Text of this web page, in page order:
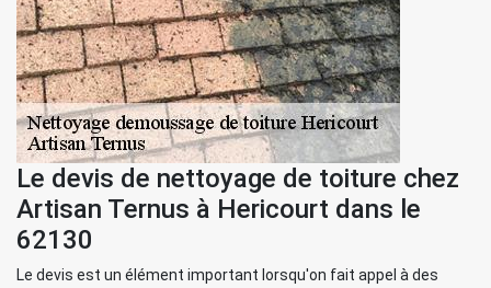
Le devis de nettoyage de toiture chez
Artisan Ternus à Hericourt dans le
62130
Le devis est un élément important lorsqu'on fait appel à des